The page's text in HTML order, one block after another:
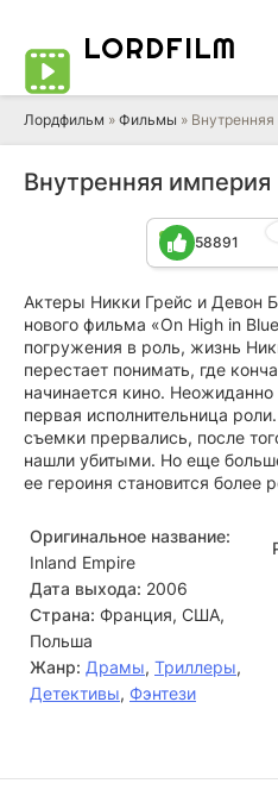
LORDFILM
Лордфильм » Фильмы »
Внутренняя
58891
Актеры Никки Грейс и Девон
нового фильма «On High in
погружения в роль, жизнь
перестает понимать, где
начинается кино. Неожиданно
первая исполнительница
съемки прервались, после
нашли убитыми. Но еще
ее героиня становится более
Оригинальное название:
Inland Empire
Дата выхода: 2006
Страна: Франция, США,
Польша
Жанр: Драмы, Триллеры,
Детективы, Фэнтези